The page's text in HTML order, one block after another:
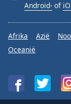
Android- of
Afrika Azië
Oceanië